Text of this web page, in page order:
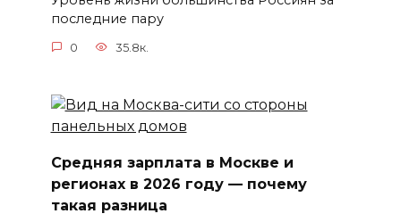
последние пару
0 35.8к.
Средняя зарплата в Москве и
регионах в 2026 году — почему
такая разница